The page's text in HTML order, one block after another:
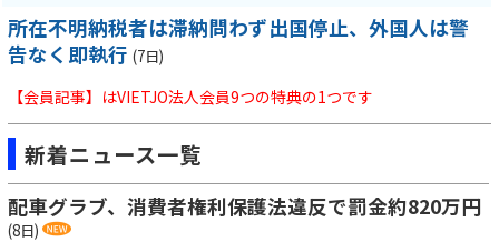
所在不明納税者は滞納問わず出国停止、外国人は警
告なく即執行 (7日)
【会員記事】はVIETJO法人会員9つの特典の1つです
新着ニュース一覧
配車グラブ、消費者権利保護法違反で罰金約820万円
(8日)